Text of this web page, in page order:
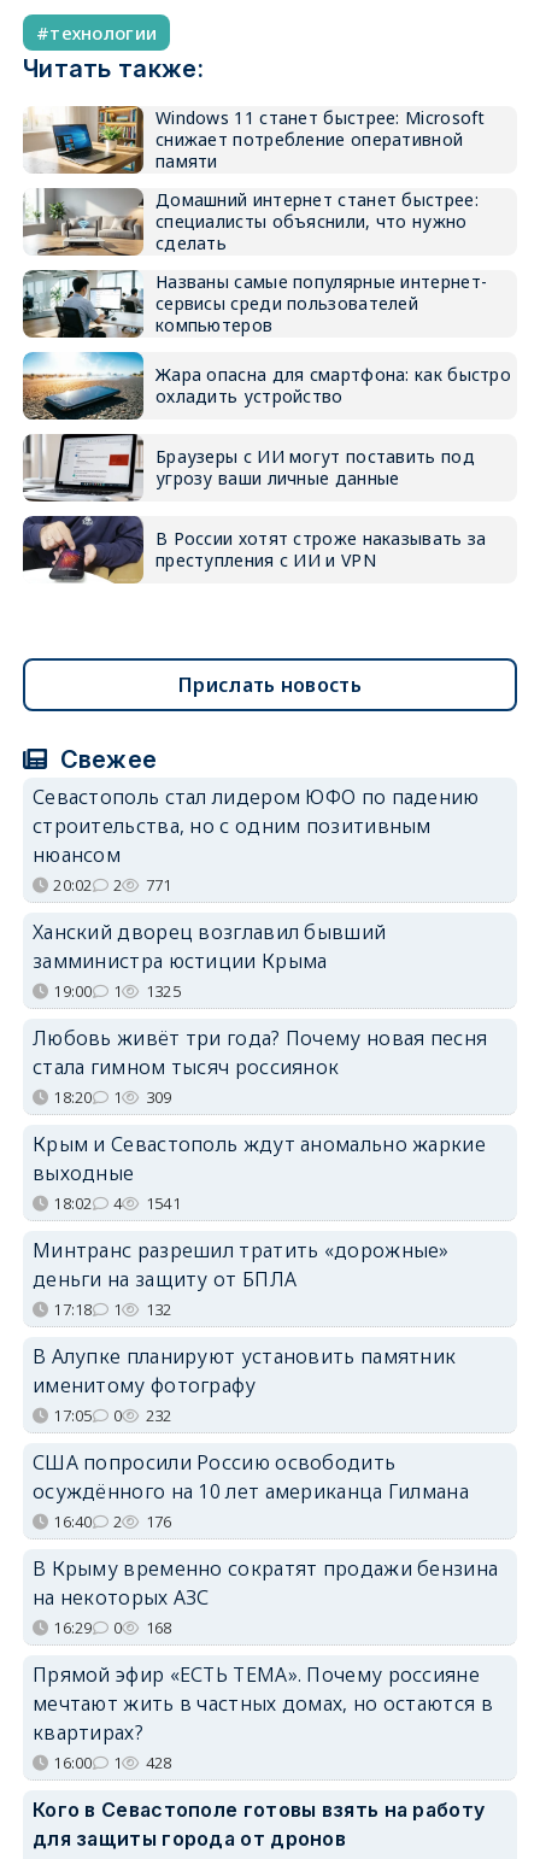
технологии
Читать также:
Windows 11 станет быстрее: Microsoft
снижает потребление оперативной
памяти
Домашний интернет станет быстрее:
специалисты объяснили, что нужно
сделать
Названы самые популярные интернет-
сервисы среди пользователей
компьютеров
Жара опасна для смартфона: как быстро
охладить устройство
Браузеры с ИИ могут поставить под
угрозу ваши личные данные
В России хотят строже наказывать за
преступления с ИИ и VPN
Прислать новость
Свежее
Севастополь стал лидером ЮФО по падению
строительства, но с одним позитивным
нюансом
20:02 2 771
Ханский дворец возглавил бывший
замминистра юстиции Крыма
19:00 1 1325
Любовь живёт три года? Почему новая песня
стала гимном тысяч россиянок
18:20 1 309
Крым и Севастополь ждут аномально жаркие
выходные
18:02 4 1541
Минтранс разрешил тратить «дорожные»
деньги на защиту от БПЛА
17:18 1 132
В Алупке планируют установить памятник
именитому фотографу
17:05 0 232
США попросили Россию освободить
осуждённого на 10 лет американца Гилмана
16:40 2 176
В Крыму временно сократят продажи бензина
на некоторых АЗС
16:29 0 168
Прямой эфир «ЕСТЬ ТЕМА». Почему россияне
мечтают жить в частных домах, но остаются в
квартирах?
16:00 1 428
Кого в Севастополе готовы взять на работу
для защиты города от дронов